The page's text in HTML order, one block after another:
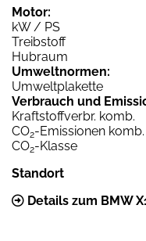
Motor:
kW / PS
Treibstoff
Hubraum
Umweltnormen:
Umweltplakette
Verbrauch und
Kraftstoffverbr. komb.
CO2-Emissionen komb.
CO2-Klasse
Standort
Details zum BMW